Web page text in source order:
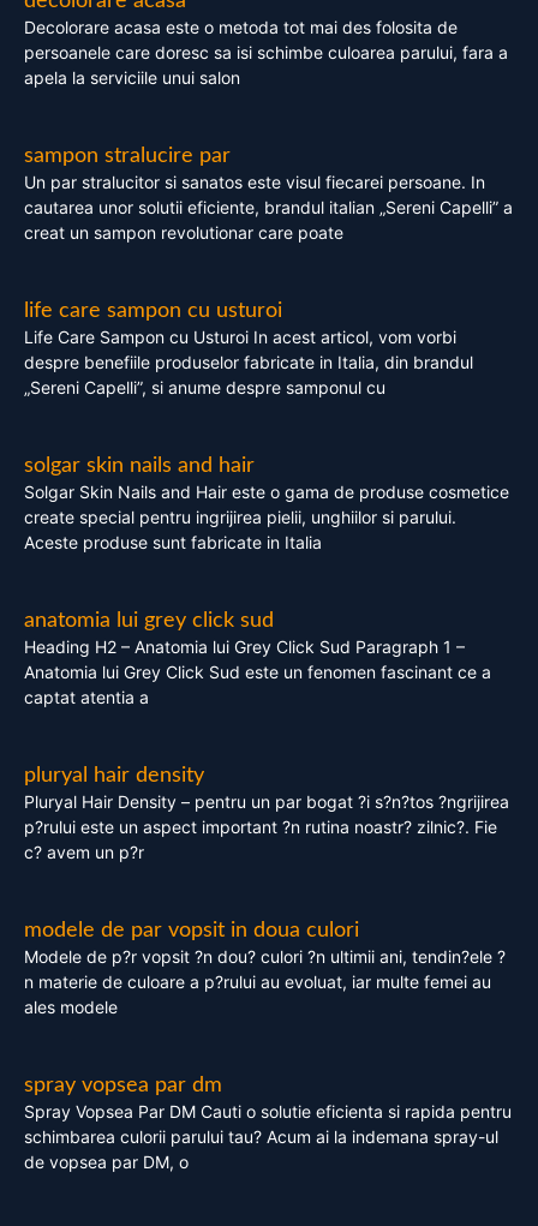
Decolorare acasa este o metoda tot mai des folosita de
persoanele care doresc sa isi schimbe culoarea parului, fara a
apela la serviciile unui salon
sampon stralucire par
Un par stralucitor si sanatos este visul fiecarei persoane. In
cautarea unor solutii eficiente, brandul italian „Sereni Capelli” a
creat un sampon revolutionar care poate
life care sampon cu usturoi
Life Care Sampon cu Usturoi In acest articol, vom vorbi
despre benefiile produselor fabricate in Italia, din brandul
„Sereni Capelli”, si anume despre samponul cu
solgar skin nails and hair
Solgar Skin Nails and Hair este o gama de produse cosmetice
create special pentru ingrijirea pielii, unghiilor si parului.
Aceste produse sunt fabricate in Italia
anatomia lui grey click sud
Heading H2 – Anatomia lui Grey Click Sud Paragraph 1 –
Anatomia lui Grey Click Sud este un fenomen fascinant ce a
captat atentia a
pluryal hair density
Pluryal Hair Density – pentru un par bogat ?i s?n?tos ?ngrijirea
p?rului este un aspect important ?n rutina noastr? zilnic?. Fie
c? avem un p?r
modele de par vopsit in doua culori
Modele de p?r vopsit ?n dou? culori ?n ultimii ani, tendin?ele ?
n materie de culoare a p?rului au evoluat, iar multe femei au
ales modele
spray vopsea par dm
Spray Vopsea Par DM Cauti o solutie eficienta si rapida pentru
schimbarea culorii parului tau? Acum ai la indemana spray-ul
de vopsea par DM, o